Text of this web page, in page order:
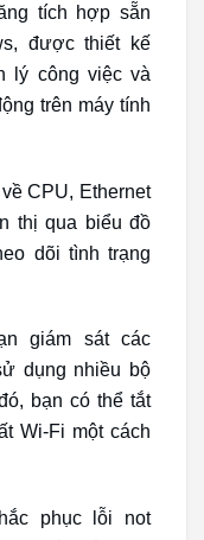
tích hợp sẵn
được thiết kế
lý công việc và
trên máy tính
CPU, Ethernet
thị qua biểu đồ
dõi tình trạng
giám sát các
dụng nhiều bộ
bạn có thể tắt
Wi-Fi một cách
phục lỗi not